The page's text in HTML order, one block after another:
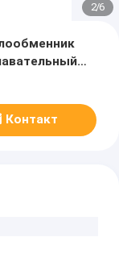
2/6
Контакт